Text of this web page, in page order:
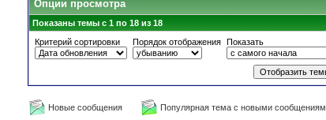
Опции просмотра
Показаны темы с 1 по 18 из 18
Критерий сортировки
Порядок отображения Показать
Новые сообщения
Популярная тема с новыми